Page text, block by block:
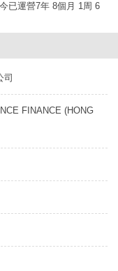
已運營7年 8個月 1周 6
司
FINANCE (HONG